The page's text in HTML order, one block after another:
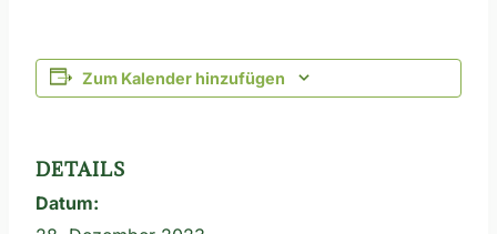
Zum Kalender hinzufügen
DETAILS
Datum: